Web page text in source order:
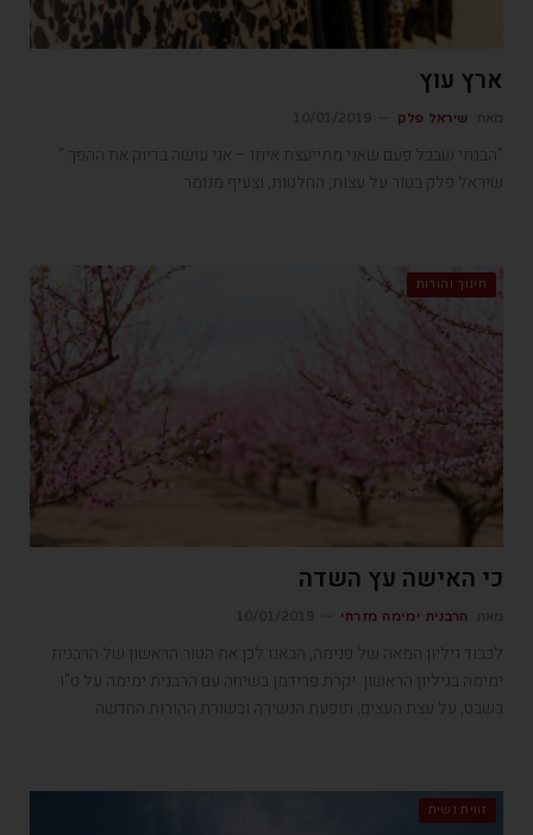
ארץ עוץ
שיראל פלק
"הבנתי שבכל פעם שאני מתייעצת איתו – אני עושה בדיוק את ההפך."
שיראל פלק בטור על עצות, החלטות, וצעיף מנומר
חינוך והורות
כי האישה עץ השדה
הרבנית ימימה מזרחי
לכבוד גיליון המאה של פנימה, הבאנו לכן את הטור הראשון של הרבנית
ימימה בגיליון הראשון. יקרת פרידמן בשיחה עם הרבנית ימימה על ט"ו
בשבט, על עצת העצים, תופעת הנשירה ובשורת ההורות החדשה
זווית נשית